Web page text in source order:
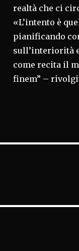
realtà che ci
«L’intento è
pianificando
sull’interiorità
come recita il
finem” –